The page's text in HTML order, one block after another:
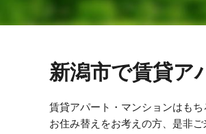
新潟市で賃貸ア
賃貸アパート・マンションはも
お住み替えをお考えの方、是非ご